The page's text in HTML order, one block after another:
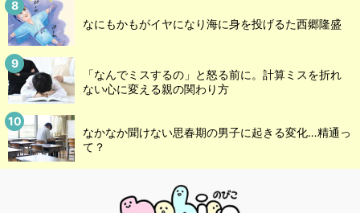
なにもかもがイヤになり海に身を投げるた西郷隆盛
「なんでミスするの」と怒る前に。計算ミスを折れ
ない心に変える親の関わり方
なかなか聞けない思春期の男子に起きる変化…精通っ
て？